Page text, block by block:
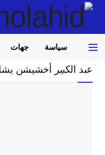
سياسة جهات
عبد الكبير أخشيشن